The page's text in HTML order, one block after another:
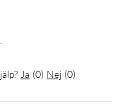
Ja (0) Nej (0)